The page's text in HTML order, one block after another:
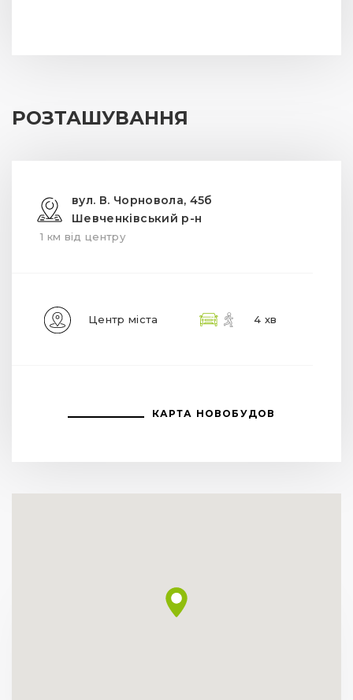
РОЗТАШУВАННЯ
вул. В. Чорновола, 45б
Шевченківський р-н
1 км від центру
Центр міста 4 хв
КАРТА НОВОБУДОВ